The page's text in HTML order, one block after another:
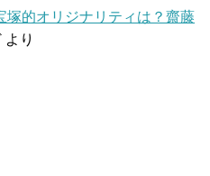
的オリジナリティは？齋藤
より